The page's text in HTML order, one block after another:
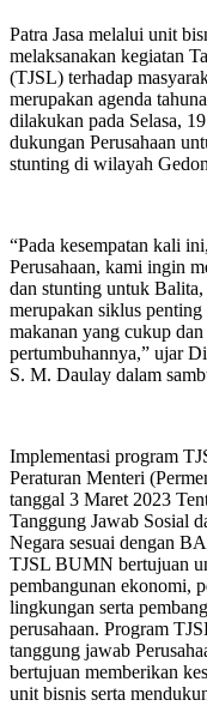
Patra Jasa melalui unit
melaksanakan kegiatan
(TJSL) terhadap
merupakan agenda
dilakukan pada Selasa,
dukungan Perusahaan
stunting di wilayah
“Pada kesempatan kali
Perusahaan, kami ingin
dan stunting untuk
merupakan siklus
makanan yang cukup
pertumbuhannya,” ujar
S. M. Daulay dalam
Implementasi program
Peraturan Menteri
tanggal 3 Maret 2023
Tanggung Jawab Sosial
Negara sesuai dengan
TJSL BUMN bertujuan
pembangunan ekonomi,
lingkungan serta
perusahaan. Program
tanggung jawab
bertujuan memberikan
unit bisnis serta